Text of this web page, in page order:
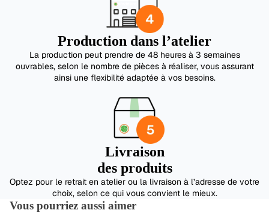
Production dans l’atelier
La production peut prendre de 48 heures à 3 semaines
ouvrables, selon le nombre de pièces à réaliser, vous assurant
ainsi une flexibilité adaptée à vos besoins.
Livraison
des produits
Optez pour le retrait en atelier ou la livraison à l’adresse de votre
choix, selon ce qui vous convient le mieux.
Vous pourriez aussi aimer